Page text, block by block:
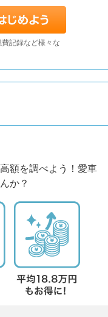
記録など様々な
額を調べよう！愛車
か？